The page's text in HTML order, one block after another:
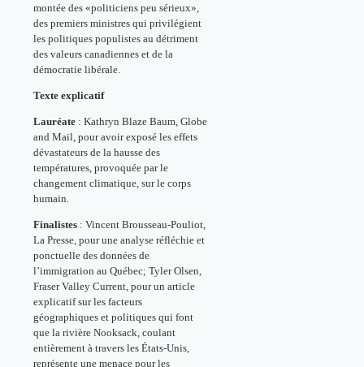
montée des «politiciens peu sérieux»,
des premiers ministres qui privilégient
les politiques populistes au détriment
des valeurs canadiennes et de la
démocratie libérale.
Texte explicatif
Lauréate : Kathryn Blaze Baum, Globe
and Mail, pour avoir exposé les effets
dévastateurs de la hausse des
températures, provoquée par le
changement climatique, sur le corps
humain.
Finalistes : Vincent Brousseau-Pouliot,
La Presse, pour une analyse réfléchie et
ponctuelle des données de
l’immigration au Québec; Tyler Olsen,
Fraser Valley Current, pour un article
explicatif sur les facteurs
géographiques et politiques qui font
que la rivière Nooksack, coulant
entièrement à travers les États-Unis,
représente une menace pour les